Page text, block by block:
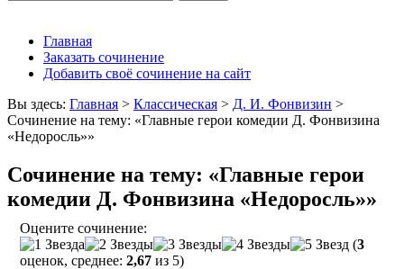
Главная
Заказать сочинение
Добавить своё сочинение на сайт
Вы здесь: Главная > Классическая > Д. И. Фонвизин >
Сочинение на тему: «Главные герои комедии Д. Фонвизина
«Недоросль»»
Сочинение на тему: «Главные герои
комедии Д. Фонвизина «Недоросль»»
Оцените сочинение:
(3
оценок, среднее: 2,67 из 5)